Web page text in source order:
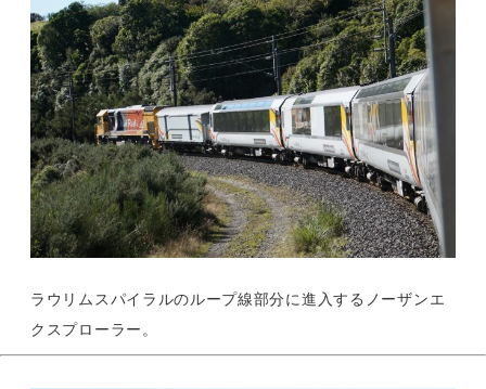
ラウリムスパイラルのループ線部分に進入するノーザンエ
クスプローラー。